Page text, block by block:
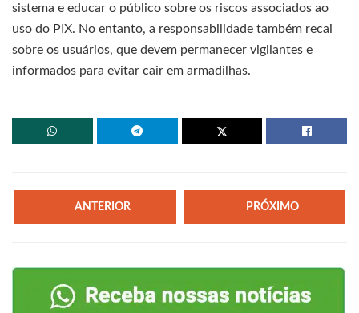
sistema e educar o público sobre os riscos associados ao
uso do PIX. No entanto, a responsabilidade também recai
sobre os usuários, que devem permanecer vigilantes e
informados para evitar cair em armadilhas.
ANTERIOR PRÓXIMO